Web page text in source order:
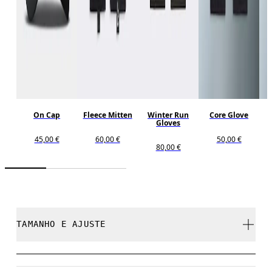
On Cap
45,00 €
Fleece Mitten
60,00 €
Winter Run
Gloves
80,00 €
Core Glove
50,00 €
TAMANHO E AJUSTE